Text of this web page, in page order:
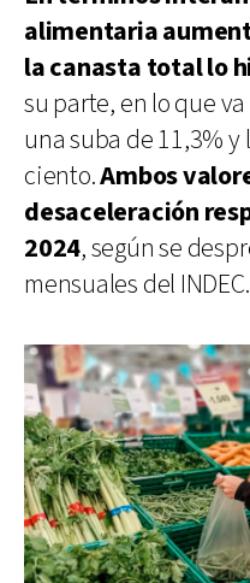
alimentaria
la canasta total lo
su parte, en lo que
una suba de 11,3% y
ciento.Ambos
desaceleración
2024, según se
mensuales del INDEC.